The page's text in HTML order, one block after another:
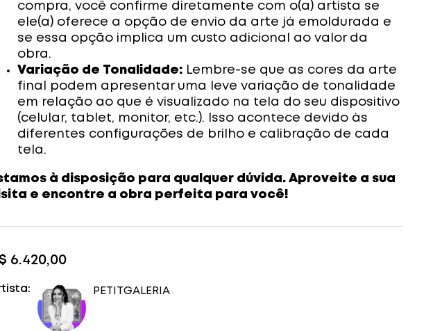
compra, você confirme diretamente com o(a) artista se
ele(a) oferece a opção de envio da arte já emoldurada e
se essa opção implica um custo adicional ao valor da
obra.
Variação de Tonalidade: Lembre-se que as cores da arte
final podem apresentar uma leve variação de tonalidade
em relação ao que é visualizado na tela do seu dispositivo
(celular, tablet, monitor, etc.). Isso acontece devido às
diferentes configurações de brilho e calibração de cada
tela.
à disposição para qualquer dúvida. Aproveite a sua
e encontre a obra perfeita para você!
6.420,00
PETITGALERIA